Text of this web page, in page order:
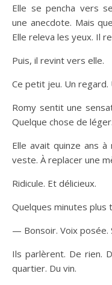
Elle se pencha vers
une anecdote. Mais
Elle releva les yeux. Il
Puis, il revint vers elle.
Ce petit jeu. Un
Romy sentit une
Quelque chose de
Elle avait quinze ans
veste. À replacer une
Ridicule. Et délicieux.
Quelques minutes plus
— Bonsoir. Voix posée.
Ils parlèrent. De rien.
quartier. Du vin.